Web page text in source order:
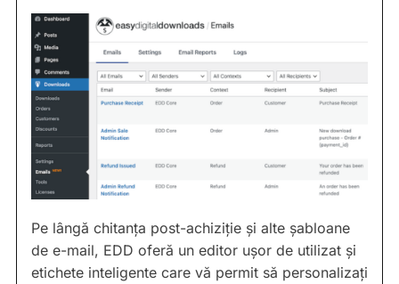
Pe lângă chitanța post-achiziție și alte șabloane
de e-mail, EDD oferă un editor ușor de utilizat și
etichete inteligente care vă permit să personalizați